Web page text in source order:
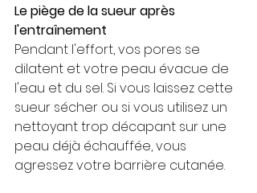
Le piège de la sueur après
l'entraînement
Pendant l'effort, vos pores se
dilatent et votre peau évacue de
l'eau et du sel. Si vous laissez cette
sueur sécher ou si vous utilisez un
nettoyant trop décapant sur une
peau déjà échauffée, vous
agressez votre barrière cutanée.